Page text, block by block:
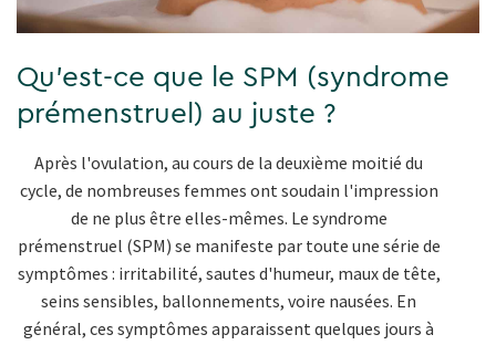
Qu'est-ce que le SPM (syndrome
prémenstruel) au juste ?
Après l'ovulation, au cours de la deuxième moitié du
cycle, de nombreuses femmes ont soudain l'impression
de ne plus être elles-mêmes. Le syndrome
prémenstruel (SPM) se manifeste par toute une série de
symptômes : irritabilité, sautes d'humeur, maux de tête,
seins sensibles, ballonnements, voire nausées. En
général, ces symptômes apparaissent quelques jours à